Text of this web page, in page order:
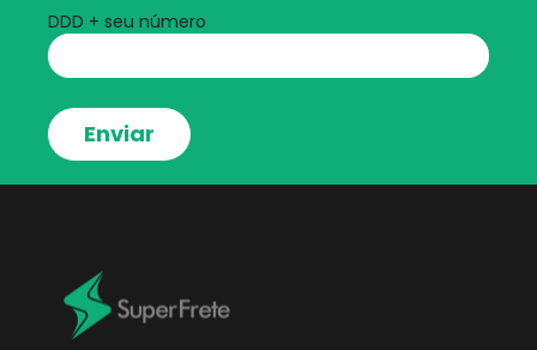
DDD + seu número